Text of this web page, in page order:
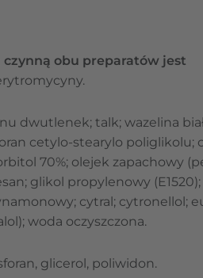
czynną obu preparatów jest
dwutlenek; talk; wazelina
cetylo-stearylo poliglikolu;
70%; olejek zapachowy
glikol propylenowy
cytral; cytronellol;
woda oczyszczona.
glicerol, poliwidon.